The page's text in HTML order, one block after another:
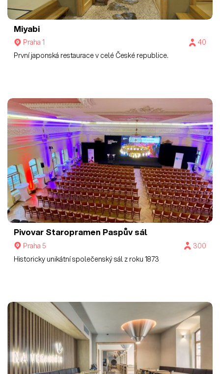
Miyabi
Praha 1
40
První japonská restaurace v celé České republice.
Pivovar Staropramen Paspův sál
Praha 5
300
Historicky unikátní společenský sál z roku 1873